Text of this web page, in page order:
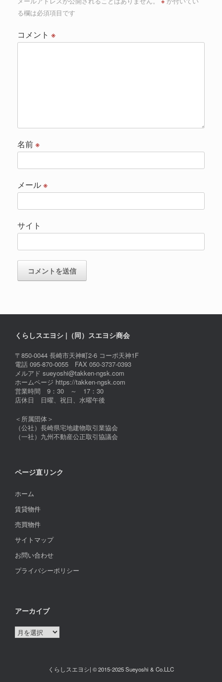
る欄は必須項目です
コメント ※
名前※
メール※
サイト
くらしスエヨシ |（同）スエヨシ商会
〒850-0044 長崎市天神町2-6 コーポ天神1F
電話 095-870-0055 FAX 050-3737-0393
メルアド sueyoshi@takken-ngsk.com
ホームページ https://takken-ngsk.com
営業時間 9：30 ～ 17：30
店休日 日曜、祝日、水曜午後
＜所属団体＞
（公社）長崎県宅地建物取引業協会
（一社）九州不動産公正取引協議会
ページ直リンク
ホーム
賃貸物件
売買物件
サイトマップ
お問い合わせ
プライバシーポリシー
アーカイブ
ア
くらしスエヨシ| © 2015-2025 Sueyoshi & Co.LLC